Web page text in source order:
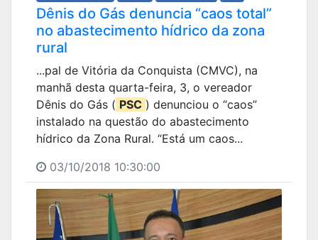
Dênis do Gás denuncia “caos total”
no abastecimento hídrico da zona
rural
...pal de Vitória da Conquista (CMVC), na
manhã desta quarta-feira, 3, o vereador
Dênis do Gás ( PSC ) denunciou o “caos”
instalado na questão do abastecimento
hídrico da Zona Rural. “Está um caos...
03/10/2018 10:30:00